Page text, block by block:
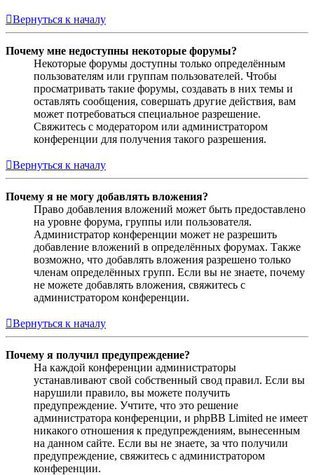
Вернуться к началу
Почему мне недоступны некоторые форумы?
Некоторые форумы доступны только определённым
пользователям или группам пользователей. Чтобы
просматривать такие форумы, создавать в них темы и
оставлять сообщения, совершать другие действия, вам
может потребоваться специальное разрешение.
Свяжитесь с модератором или администратором
конференции для получения такого разрешения.
Вернуться к началу
Почему я не могу добавлять вложения?
Право добавления вложений может быть предоставлено
на уровне форума, группы или пользователя.
Администратор конференции может не разрешить
добавление вложений в определённых форумах. Также
возможно, что добавлять вложения разрешено только
членам определённых групп. Если вы не знаете, почему
не можете добавлять вложения, свяжитесь с
администратором конференции.
Вернуться к началу
Почему я получил предупреждение?
На каждой конференции администраторы
устанавливают свой собственный свод правил. Если вы
нарушили правило, вы можете получить
предупреждение. Учтите, что это решение
администратора конференции, и phpBB Limited не имеет
никакого отношения к предупреждениям, вынесенным
на данном сайте. Если вы не знаете, за что получили
предупреждение, свяжитесь с администратором
конференции.